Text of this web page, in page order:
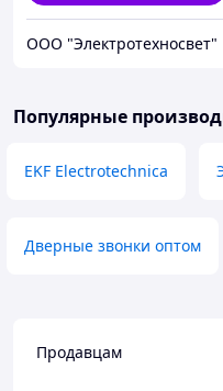
ООО "Электротехносвет"
Популярные
EKF Electrotechnica
Дверные звонки оптом
Продавцам